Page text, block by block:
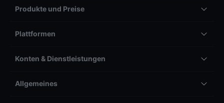
Produkte und Preise
Plattformen
Konten & Dienstleistungen
Allgemeines